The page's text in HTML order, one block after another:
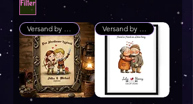
Filter
Versand by Tiny Tami Versand by Tiny Tami